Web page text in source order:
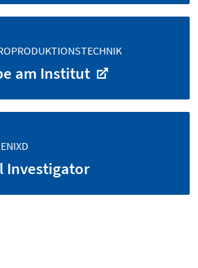
am Institut
Investigator